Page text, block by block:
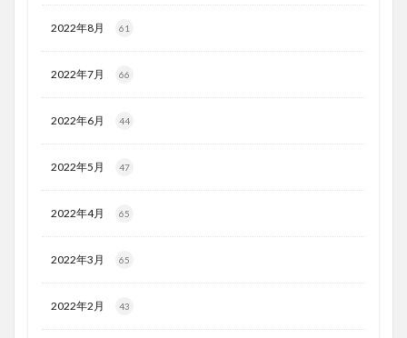
2022年8月 61
2022年7月 66
2022年6月 44
2022年5月 47
2022年4月 65
2022年3月 65
2022年2月 43